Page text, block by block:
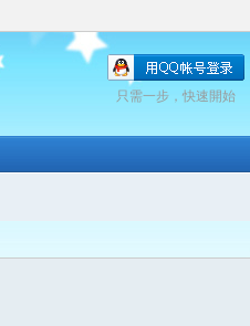
只需一步，快速開始